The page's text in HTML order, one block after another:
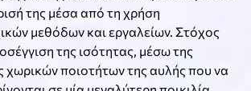
της μέσα από τη χρήση
μεθόδων και εργαλείων. Στόχος
της ισότητας, μέσω της
χωρικών ποιοτήτων της αυλής που να